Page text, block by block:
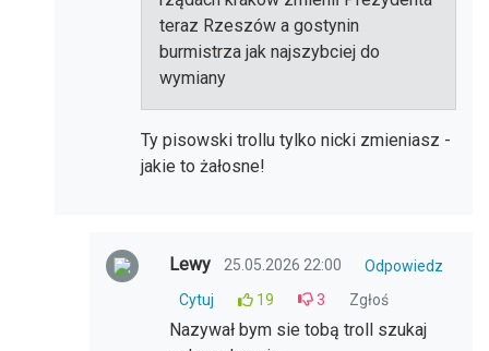
teraz Rzeszów a gostynin
burmistrza jak najszybciej do
wymiany
Ty pisowski trollu tylko nicki zmieniasz -
jakie to żałosne!
Lewy 25.05.2026 22:00
Odpowiedz
Cytuj
19 3 Zgłoś
Nazywał bym sie tobą troll szukaj